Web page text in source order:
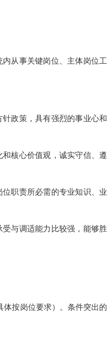
内从事关键岗位、主体岗位工
政策，具有强烈的事业心和
核心价值观，诚实守信、遵
职责所必需的专业知识、业
与调适能力比较强，能够胜
按岗位要求）。条件突出的